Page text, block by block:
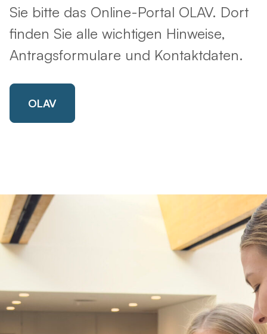
Sie bitte das Online-Portal OLAV. Dort
finden Sie alle wichtigen Hinweise,
Antragsformulare und Kontaktdaten.
OLAV